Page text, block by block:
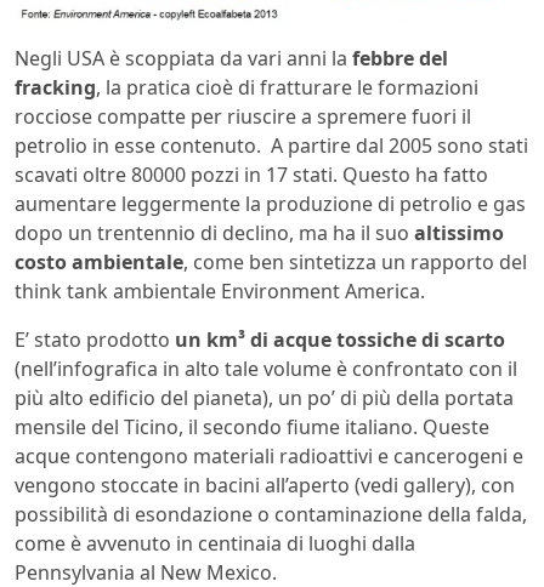
Negli USA è scoppiata da vari anni la febbre del
fracking, la pratica cioè di fratturare le formazioni
rocciose compatte per riuscire a spremere fuori il
petrolio in esse contenuto. A partire dal 2005 sono stati
scavati oltre 80000 pozzi in 17 stati. Questo ha fatto
aumentare leggermente la produzione di petrolio e gas
dopo un trentennio di declino, ma ha il suo altissimo
costo ambientale, come ben sintetizza un rapporto del
think tank ambientale Environment America.
E’ stato prodotto un km³ di acque tossiche di scarto
(nell’infografica in alto tale volume è confrontato con il
più alto edificio del pianeta), un po’ di più della portata
mensile del Ticino, il secondo fiume italiano. Queste
acque contengono materiali radioattivi e cancerogeni e
vengono stoccate in bacini all’aperto (vedi gallery), con
possibilità di esondazione o contaminazione della falda,
come è avvenuto in centinaia di luoghi dalla
Pennsylvania al New Mexico.